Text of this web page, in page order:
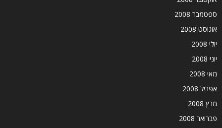
ספטמבר 2008
אוגוסט 2008
יולי 2008
יוני 2008
מאי 2008
אפריל 2008
מרץ 2008
פברואר 2008